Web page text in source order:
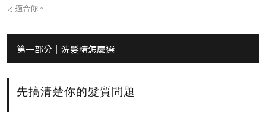
才適合你。
第一部分｜洗髮精怎麼選
先搞清楚你的髮質問題